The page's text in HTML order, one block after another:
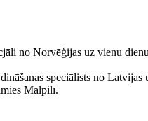
no Norvēģijas uz vienu
speciālists no
Mālpilī.